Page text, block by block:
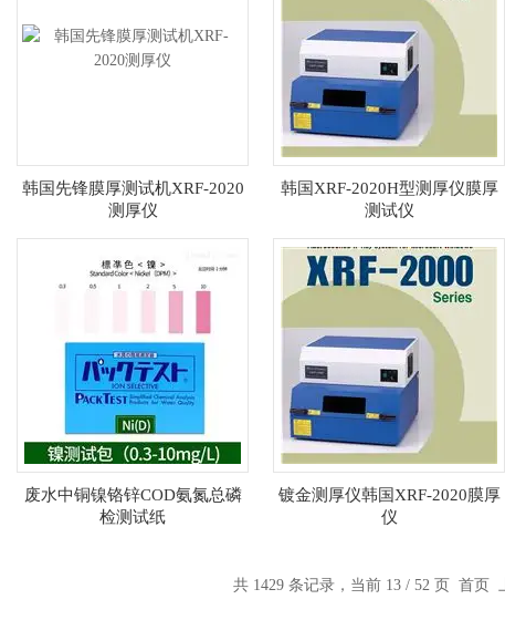
韩国先锋膜厚测试机XRF-2020
测厚仪
韩国XRF-2020H型测厚仪膜厚
测试仪
废水中铜镍铬锌COD氨氮总磷
检测试纸
镀金测厚仪韩国XRF-2020膜厚
仪
共 1429 条记录，当前 13 / 52 页 首页